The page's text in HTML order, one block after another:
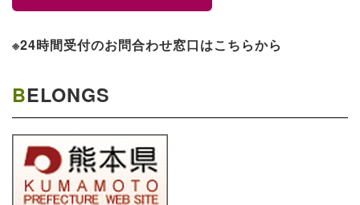
※24時間受付のお問合わせ窓口はこちらから
BELONGS